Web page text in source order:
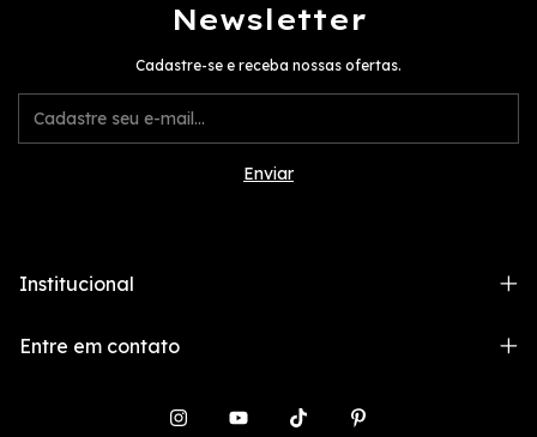
Newsletter
Cadastre-se e receba nossas ofertas.
Institucional
Entre em contato